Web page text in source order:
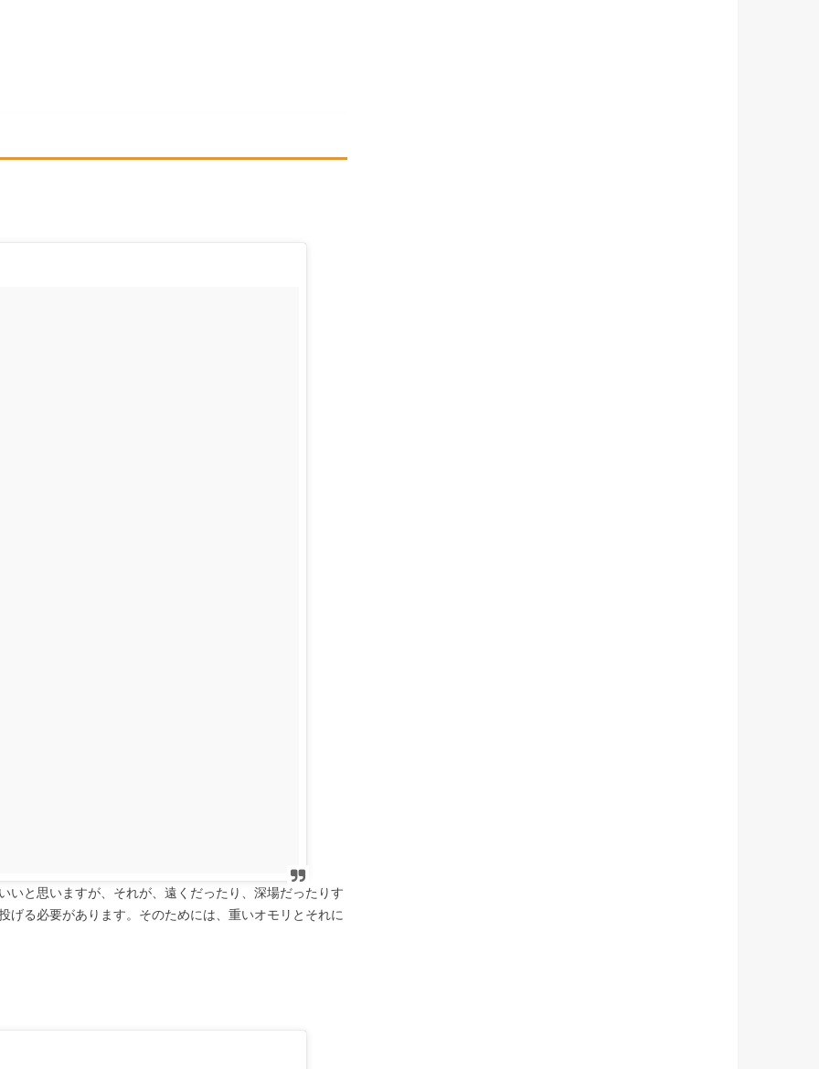
いと思いますが、それが、遠くだったり、深場だったりす
げる必要があります。そのためには、重いオモリとそれに